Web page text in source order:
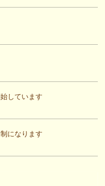
しています
になります